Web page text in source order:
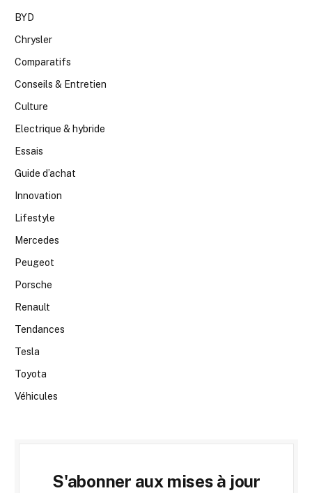
BYD
Chrysler
Comparatifs
Conseils & Entretien
Culture
Electrique & hybride
Essais
Guide d’achat
Innovation
Lifestyle
Mercedes
Peugeot
Porsche
Renault
Tendances
Tesla
Toyota
Véhicules
S'abonner aux mises à jour